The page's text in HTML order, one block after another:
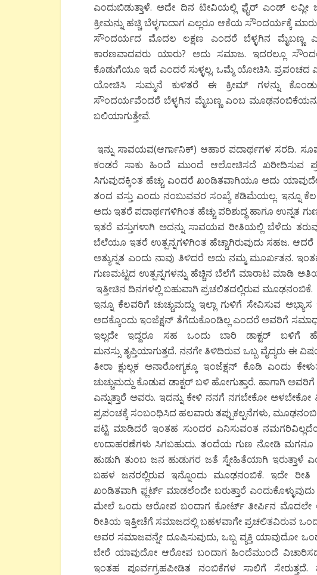
ಎಂದುಬಿಡುತ್ತಾಳೆ. ಅದೇ ದಿನ ಟೀವಿಯಲ್ಲಿ ಫ಼ೈರ್ ಎಂಡ್ ಲವ್ಲೀ
ಕ್ರೀಮನ್ನು ಹಚ್ಚಿ ಬೆಳ್ಳಗಾದಾಗ ಎಲ್ಲರೂ ಆಕೆಯ ಸೌಂದರ್ಯಕ್ಕೆ
ಸೌಂದರ್ಯದ ಮೊದಲ ಲಕ್ಷಣ ಎಂದರೆ ಬೆಳ್ಳಗಿನ ಮೈಬಣ್ಣ
ಕಾರಣವಾದವರು ಯಾರು? ಅದು ಸಮಾಜ. ಇದರಲ್ಲೂ
ಕೊಡುಗೆಯೂ ಇದೆ ಎಂದರೆ ಸುಳ್ಳಲ್ಲ. ಒಮ್ಮೆ ಯೋಚಿಸಿ. ಪ್ರಪಂಚದ
ಯೋಚಿಸಿ ಸುಮ್ಮನೆ ಕುಳಿತರೆ ಈ ಕ್ರೀಮ್ ಗಳನ್ನು
ಸೌಂದರ್ಯವೆಂದರೆ ಬೆಳ್ಳಗಿನ ಮೈಬಣ್ಣ ಎಂಬ ಮೂಢನಂಬಿಕೆಯನ್ನು
ಬಲಿಯಾಗುತ್ತೇವೆ.
ಇನ್ನು ಸಾವಯವ(ಆರ್ಗಾನಿಕ್) ಆಹಾರ ಪದಾರ್ಥಗಳ ಸರದಿ.
ಕಂಡರೆ ಸಾಕು ಹಿಂದೆ ಮುಂದೆ ಆಲೋಚಿಸದೆ ಖರೀದಿಸುವ
ಸಿಗುವುದಕ್ಕಿಂತ ಹೆಚ್ಚು ಎಂದರೆ ಖಂಡಿತವಾಗಿಯೂ ಅದು
ತಂದ ವಸ್ತು ಎಂದು ನಂಬುವವರ ಸಂಖ್ಯೆ ಕಡಿಮೆಯಲ್ಲ. ಇನ್ನೂ
ಅದು ಇತರೆ ಪದಾರ್ಥಗಳಿಗಿಂತ ಹೆಚ್ಚು ಪರಿಶುದ್ಧ ಹಾಗೂ ಉನ್ನತ
ಇತರೆ ವಸ್ತುಗಳಾಗಿ ಅದನ್ನು ಸಾವಯವ ರೀತಿಯಲ್ಲಿ ಬೆಳೆದು
ಬೆಲೆಯೂ ಇತರೆ ಉತ್ಪನ್ನಗಳಿಗಿಂತ ಹೆಚ್ಚಾಗಿರುವುದು ಸಹಜ.
ಅತ್ಯುನ್ನತ ಎಂದು ನಾವು ತಿಳಿದರೆ ಅದು ನಮ್ಮ ಮೂರ್ಖತನ.
ಗುಣಮಟ್ಟದ ಉತ್ಪನ್ನಗಳನ್ನು ಹೆಚ್ಚಿನ ಬೆಲೆಗೆ ಮಾರಾಟ ಮಾಡಿ
ಇತ್ತೀಚಿನ ದಿನಗಳಲ್ಲಿ ಬಹುವಾಗಿ ಪ್ರಚಲಿತದಲ್ಲಿರುವ ಮೂಢನಂಬಿಕೆ.
ಇನ್ನೂ ಕೆಲವರಿಗೆ ಚುಚ್ಚುಮದ್ದು ಇಲ್ಲಾ ಗುಳಿಗೆ ಸೇವಿಸುವ
ಅದಕ್ಕೊಂದು ಇಂಜೆಕ್ಷನ್ ತೆಗೆದುಕೊಂಡಿಲ್ಲ ಎಂದರೆ ಅವರಿಗೆ
ಇಲ್ಲದೇ ಇದ್ದರೂ ಸಹ ಒಂದು ಬಾರಿ ಡಾಕ್ಟರ್ ಬಳಿಗೆ
ಮನಸ್ಸು ತೃಪ್ತಿಯಾಗುತ್ತದೆ. ನನಗೇ ತಿಳಿದಿರುವ ಒಬ್ಬ ವೈದ್ಯರು ಈ
ತೀರಾ ಕ್ಷುಲ್ಲಕ ಅನಾರೋಗ್ಯಕ್ಕೂ ಇಂಜೆಕ್ಷನ್ ಕೊಡಿ ಎಂದು
ಚುಚ್ಚುಮದ್ದು ಕೊಡುವ ಡಾಕ್ಟರ್ ಬಳಿ ಹೋಗುತ್ತಾರೆ. ಹಾಗಾಗಿ
ಎನ್ನುತ್ತಾರೆ ಅವರು. ಇದನ್ನು ಕೇಳಿ ನನಗೆ ನಗಬೇಕೋ
ಪ್ರಪಂಚಕ್ಕೆ ಸಂಬಂಧಿಸಿದ ಹಲವಾರು ತಪ್ಪುಕಲ್ಪನೆಗಳು,
ಪಟ್ಟಿ ಮಾಡಿದರೆ ಇಂತಹ ಸುಂದರ ಎನಿಸುವಂತ
ಉದಾಹರಣೆಗಳು ಸಿಗಬಹುದು. ತಂದೆಯ ಗುಣ ನೋಡಿ ಮಗನೂ
ಹುಡುಗಿ ತುಂಬ ಜನ ಹುಡುಗರ ಜತೆ ಸ್ನೇಹಿತೆಯಾಗಿ ಇರುತ್ತಾಳೆ
ಬಹಳ ಜನರಲ್ಲಿರುವ ಇನ್ನೊಂದು ಮೂಢನಂಬಿಕೆ. ಇದೇ
ಖಂಡಿತವಾಗಿ ಫ಼್ಲರ್ಟ್ ಮಾಡಲೆಂದೇ ಬರುತ್ತಾರೆ
ಮೇಲೆ ಒಂದು ಆರೋಪ ಬಂದಾಗ ಕೋರ್ಟ್ ತೀರ್ಪಿನ ಮೊದಲೇ
ರೀತಿಯ ಇತ್ತೀಚೆಗೆ ಸಮಾಜದಲ್ಲಿ ಬಹಳವಾಗೇ ಪ್ರಚಲಿತವಿರುವ
ಅವರ ಸಮಾಜವನ್ನೇ ದೂಷಿಸುವುದು, ಒಬ್ಬ ವ್ಯಕ್ತಿ ಯಾವುದೋ
ಬೇರೆ ಯಾವುದೋ ಆರೋಪ ಬಂದಾಗ ಹಿಂದೆಮುಂದೆ ವಿಚಾರಿಸದೆ
ಇಂತಹ ಪೂರ್ವಗ್ರಹಪೀಡಿತ ನಂಬಿಕೆಗಳ ಸಾಲಿಗೆ